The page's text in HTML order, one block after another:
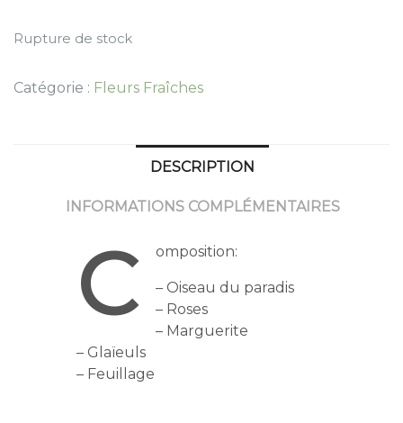
Rupture de stock
Catégorie : Fleurs Fraîches
DESCRIPTION
INFORMATIONS COMPLÉMENTAIRES
C omposition:
– Oiseau du paradis
– Roses
– Marguerite
– Glaïeuls
– Feuillage